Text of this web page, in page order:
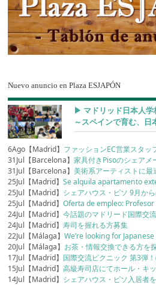
Nuevo anuncio en Plaza ESJAPÓN
▶︎ マドリッド日本人学
～スペインで育む、日
6Ago【Madrid】 ファッションEC営業スタッ
31Jul【Barcelona】家具付きPisoのシェアメ
31Jul【Barcelona】美術系アーティストに最
25Jul【Madrid】Se alquila apartamento
25Jul【Madrid】 シェアハウス・ピソ 9月か
25Jul【Madrid】Oferta de empleo:
24Jul【Madrid】今話題のマドリード国際交
24Jul【Madrid】寿司を握れる方募集
22Jul【Málaga】We’re looking for
20Jul【Málaga】 お茶・情報交換できる方を
17Jul【Madrid】 国際交流ピクニック 第3弾
15Jul【Madrid】高級寿司店にてホール・キ
14Jul【Madrid】 シェアハウス・ピソ入居者